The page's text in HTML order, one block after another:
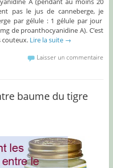
pas le jus de canneberge, je
par gélule : 1 gélule par jour
de proanthocyanidine A). C’est
couteux. Lire la suite →
Laisser un commentaire
baume du tigre